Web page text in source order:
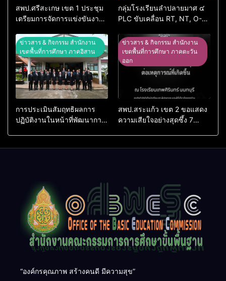
สพป.ศรีสะเกษ เขต 1 ประชุม
เตรียมการจัดการแข่งขันงาน
74 ปีการศึกษา 2569
กลุ่มโรงเรียนลำปลายมาศ ๔
PLC ขับเคลื่อน RT, NT, O-
ข่าวสาร & กิจกรรม สำนักงาน
เขตพื้นที่การศึกษา ภาคอิสาน
การประเมินสัมฤทธิผลการ
ปฏิบัติงานในหน้าที่พัฒนาการ
ข่าวสาร & กิจกรรม สำนักงาน
เขตพื้นที่การศึกษา ภาคตะวัน
ออก
สพป.สระแก้ว เขต 2 ขอแสดง
ความเสียใจอย่างสุดซึ้ง 7
“องค์กรคุณภาพ สร้างคนดี มีความสุข”